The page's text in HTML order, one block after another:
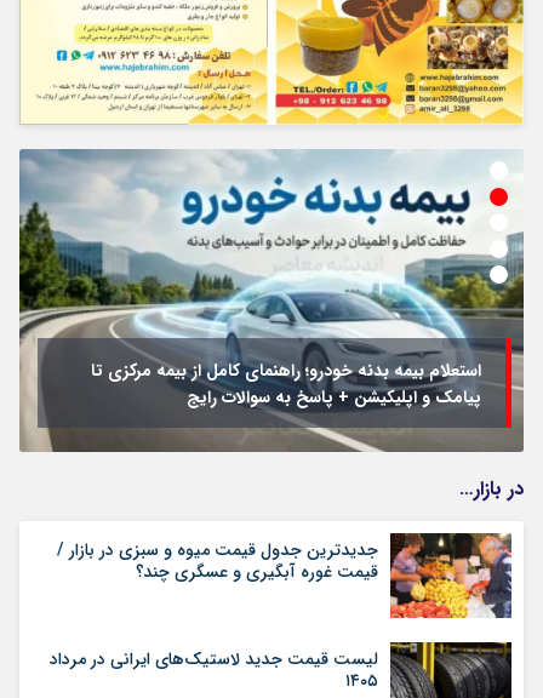
استعلام بیمه بدنه خودرو؛ راهنمای کامل از بیمه مرکزی تا
پیامک و اپلیکیشن + پاسخ به سوالات رایج
در بازار…
جدیدترین جدول قیمت میوه و سبزی در بازار /
قیمت غوره آبگیری و عسگری چند؟
لیست قیمت جدید لاستیک‌های ایرانی در مرداد
۱۴۰۵